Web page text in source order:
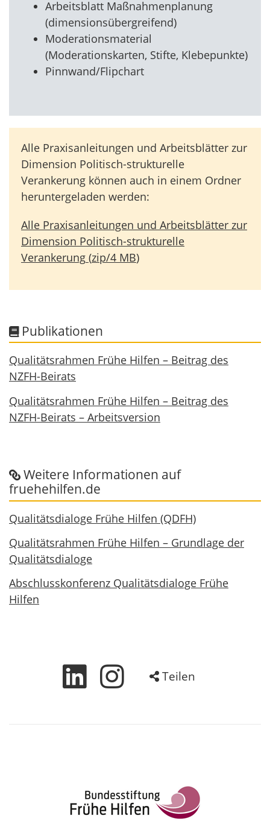
Arbeitsblatt Maßnahmenplanung
(dimensionsübergreifend)
Moderationsmaterial
(Moderationskarten, Stifte, Klebepunkte)
Pinnwand/Flipchart
Alle Praxisanleitungen und Arbeitsblätter zur
Dimension Politisch-strukturelle
Verankerung können auch in einem Ordner
heruntergeladen werden:
Alle Praxisanleitungen und Arbeitsblätter zur
Dimension Politisch-strukturelle
Verankerung (zip/4 MB)
Publikationen
Qualitätsrahmen Frühe Hilfen – Beitrag des
NZFH-Beirats
Qualitätsrahmen Frühe Hilfen – Beitrag des
NZFH-Beirats – Arbeitsversion
Weitere Informationen auf
fruehehilfen.de
Qualitätsdialoge Frühe Hilfen (QDFH)
Qualitätsrahmen Frühe Hilfen – Grundlage der
Qualitätsdialoge
Abschlusskonferenz Qualitätsdialoge Frühe
Hilfen
Teilen